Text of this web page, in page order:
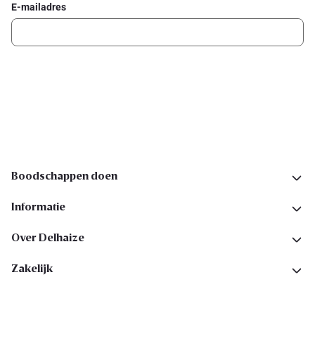
E-mailadres
Boodschappen doen
Informatie
Over Delhaize
Zakelijk